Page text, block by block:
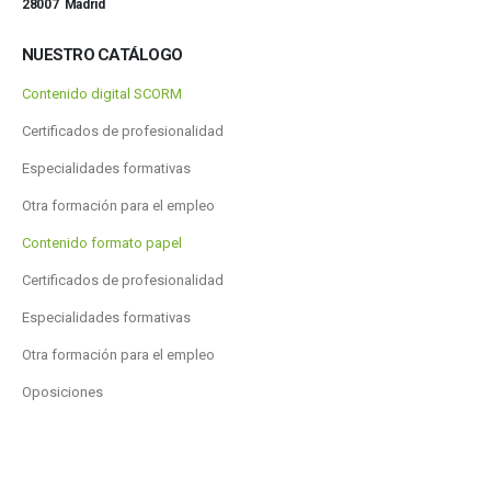
28007 Madrid
NUESTRO CATÁLOGO
Contenido digital SCORM
Certificados de profesionalidad
Especialidades formativas
Otra formación para el empleo
Contenido formato papel
Certificados de profesionalidad
Especialidades formativas
Otra formación para el empleo
Oposiciones